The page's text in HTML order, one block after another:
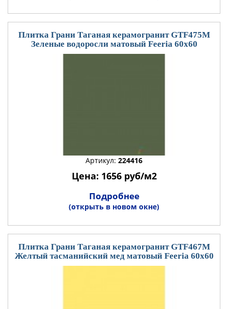
Плитка Грани Таганая керамогранит GTF475М
Зеленые водоросли матовый Feeria 60x60
Артикул: 224416
Цена: 1656 руб/м2
Подробнее
(открыть в новом окне)
Плитка Грани Таганая керамогранит GTF467М
Желтый тасманийский мед матовый Feeria 60x60